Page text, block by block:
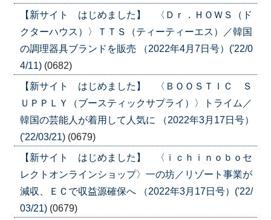
【新サイト はじめました】 〈Ｄｒ．ＨＯＷＳ（ド
クターハウス）〉ＴＴＳ（ティーティーエス）／韓国
の調理器具ブランドを販売 （2022年4月7日号）('22/0
4/11) (0682)
【新サイト はじめました】 〈ＢＯＯＳＴＩＣ Ｓ
ＵＰＰＬＹ（ブースティックサプライ）〉トライム／
韓国の芸能人が着用して人気に （2022年3月17日号）
('22/03/21) (0679)
【新サイト はじめました】 〈ｉｃｈｉｎｏｂｏセ
レクトオンラインショップ〉一の坊／リゾート事業が
減収、ＥＣで収益源確保へ （2022年3月17日号）('22/
03/21) (0679)